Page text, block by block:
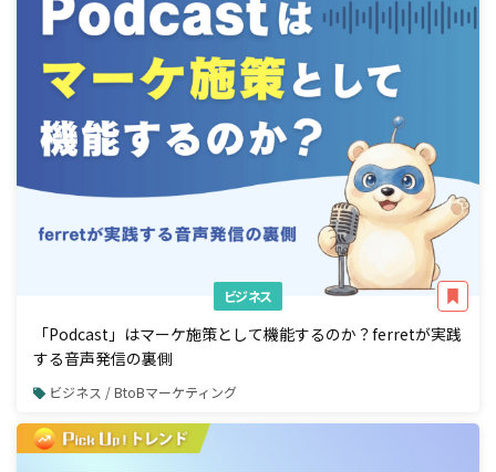
ビジネス
「Podcast」はマーケ施策として機能するのか？ferretが実践
する音声発信の裏側
ビジネス / BtoBマーケティング